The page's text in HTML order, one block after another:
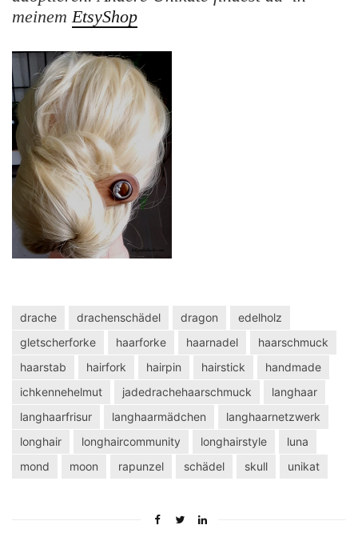
meinem EtsyShop
drache drachenschädel dragon
edelholz
gletscherforke
haarforke haarnadel
haarschmuck
haarstab
hairfork hairpin hairstick
handmade
ichkennehelmut
jadedrachehaarschmuck
langhaar
langhaarfrisur
langhaarmädchen
langhaarnetzwerk
longhair
longhaircommunity longhairstyle
luna
mond
moon rapunzel schädel skull unikat